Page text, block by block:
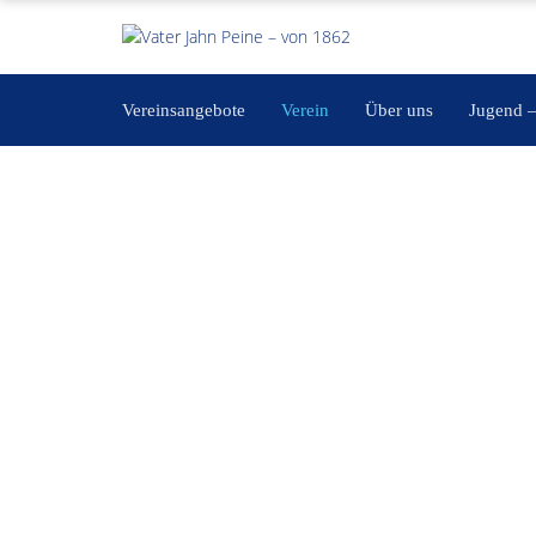
Vereinsangebote Verein Über uns Jugend